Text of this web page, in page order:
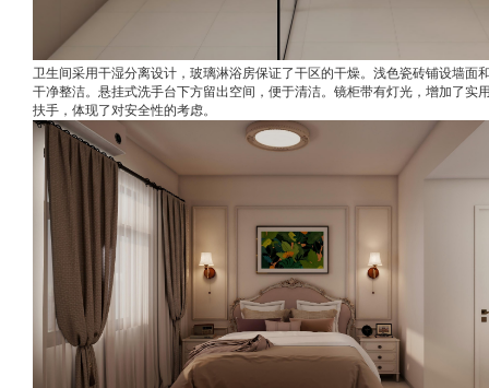
卫生间采用干湿分离设计，玻璃淋浴房保证了干区的干燥。浅色瓷砖铺设墙面
干净整洁。悬挂式洗手台下方留出空间，便于清洁。镜柜带有灯光，增加了实
扶手，体现了对安全性的考虑。